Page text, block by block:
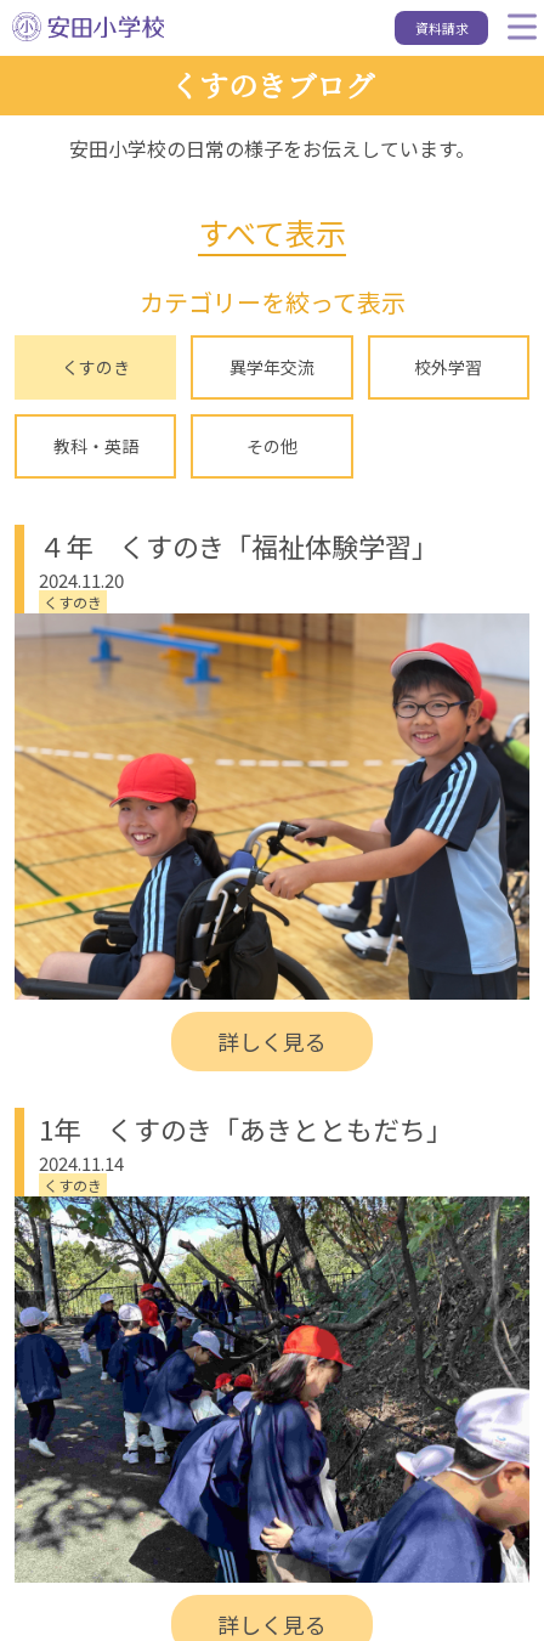
資料請求
くすのきブログ
安田小学校の日常の様子をお伝えしています。
すべて表示
カテゴリーを絞って表示
くすのき 異学年交流 校外学習
教科・英語 その他
４年 くすのき「福祉体験学習」
2024.11.20
くすのき
詳しく見る
1年 くすのき「あきとともだち」
2024.11.14
くすのき
詳しく見る